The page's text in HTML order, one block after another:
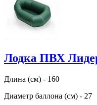
Лодка ПВХ
Длина (см) - 160
Диаметр баллона (см) - 27